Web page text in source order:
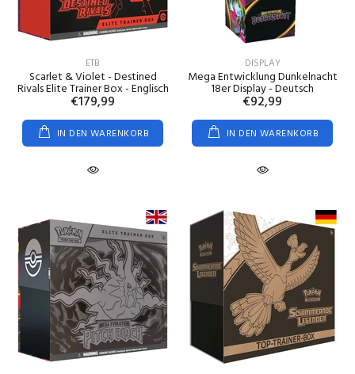
ETB
Scarlet & Violet - Destined
Rivals Elite Trainer Box - Englisch
€179,99
IN DEN WARENKORB
DISPLAY
Mega Entwicklung Dunkelnacht
18er Display - Deutsch
€92,99
IN DEN WARENKORB